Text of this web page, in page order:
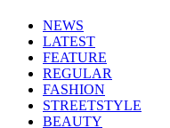
NEWS
LATEST
FEATURE
REGULAR
FASHION
STREETSTYLE
BEAUTY